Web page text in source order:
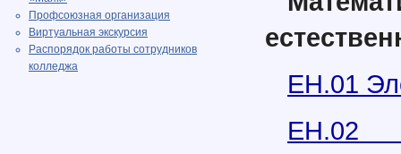
Профсоюзная организация
Виртуальная экскурсия
Распорядок работы сотрудников
колледжа
ЕН.01
ЕН.02